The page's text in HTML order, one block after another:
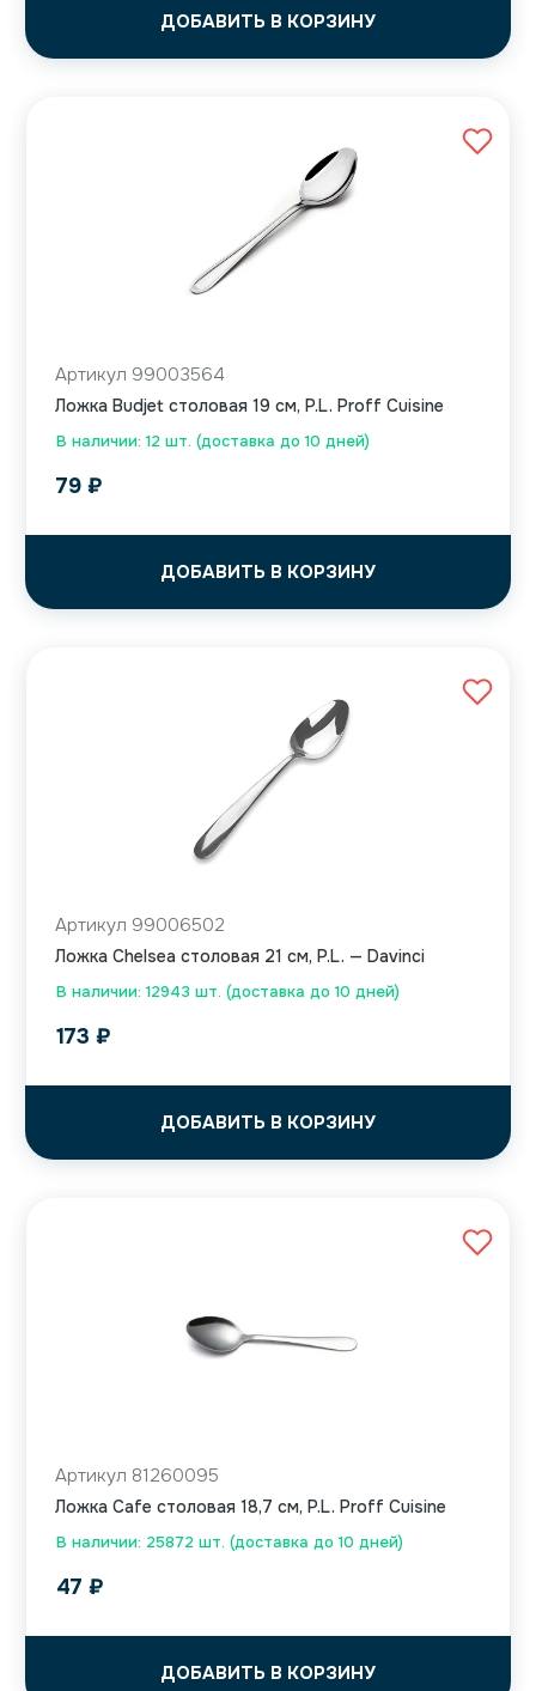
ДОБАВИТЬ В КОРЗИНУ
В наличии: 12 шт. (доставка до 10 дней)
Артикул 99003564
Ложка Budjet столовая 19 см, P.L. Proff Cuisine
79 ₽
ДОБАВИТЬ В КОРЗИНУ
В наличии: 12943 шт. (доставка до 10 дней)
Артикул 99006502
Ложка Chelsea столовая 21 см, P.L. — Davinci
173 ₽
ДОБАВИТЬ В КОРЗИНУ
В наличии: 25872 шт. (доставка до 10 дней)
Артикул 81260095
Ложка Cafe столовая 18,7 см, P.L. Proff Cuisine
47 ₽
ДОБАВИТЬ В КОРЗИНУ